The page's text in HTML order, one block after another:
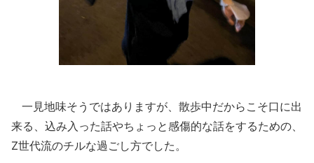
一見地味そうではありますが、散歩中だからこそ口に出
来る、込み入った話やちょっと感傷的な話をするための、
Z世代流のチルな過ごし方でした。